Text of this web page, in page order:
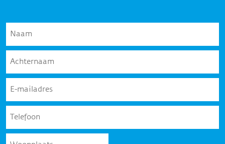
mailadres *